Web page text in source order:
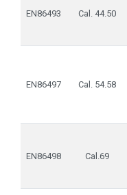
EN86493 Cal. 44.50
EN86497 Cal. 54.58
EN86498 Cal.69